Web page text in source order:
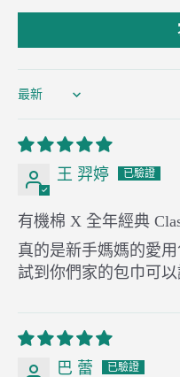
Sort by
王 羿婷
有機棉 X 全年經典
真的是新手媽媽的愛
試到你們家的包巾可
巴 蕾